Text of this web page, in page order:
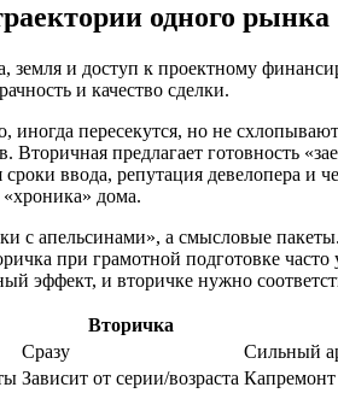
одного рынка
земля и доступ к проектному
и качество сделки.
иногда пересекутся, но не
предлагает готовность
ввода, репутация девелопера
дома.
с апельсинами», а смысловые
при грамотной подготовке
эффект, и вторичке нужно
Вторичка
Сразу
Сильный
Зависит от серии/возраста